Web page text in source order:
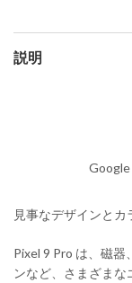
説明
見事なデザインとカ
Pixel 9 Pro は、磁
ンなど、さまざま